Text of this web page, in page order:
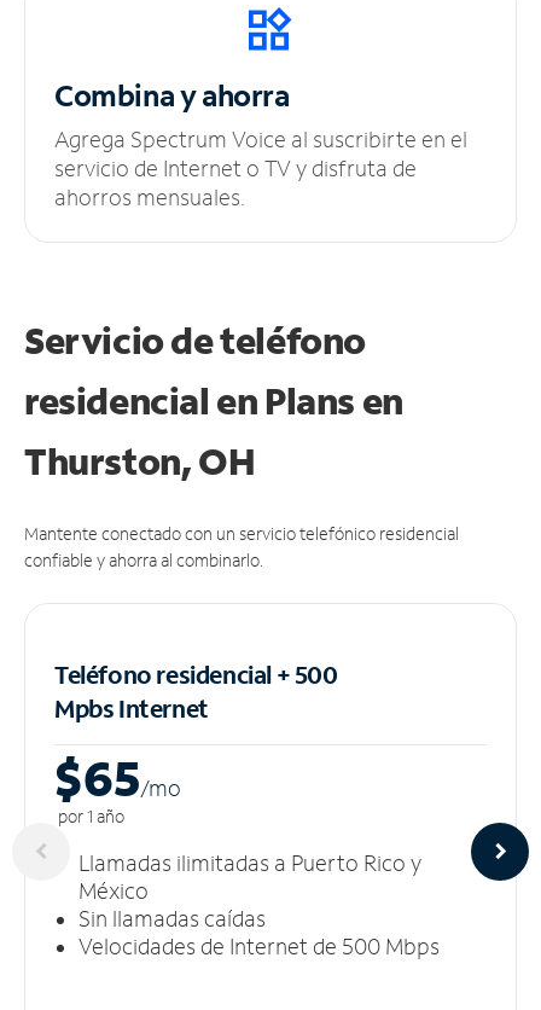
Combina y ahorra
Agrega Spectrum Voice al suscribirte en el
servicio de Internet o TV y disfruta de
ahorros mensuales.
Servicio de teléfono
residencial en Plans en
Thurston, OH
Mantente conectado con un servicio telefónico residencial
confiable y ahorra al combinarlo.
Teléfono residencial + 500
MpbsInternet
$65/mo
por 1 año
Llamadas ilimitadas a Puerto Rico y
México
Sin llamadas caídas
Velocidades de Internet de 500 Mbps